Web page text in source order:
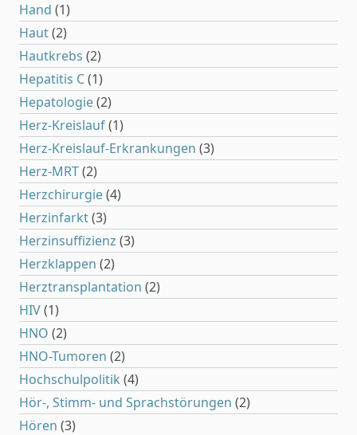
Hand (1)
Haut(2)
Hautkrebs (2)
Hepatitis C(1)
Hepatologie(2)
Herz-Kreislauf(1)
Herz-Kreislauf-Erkrankungen (3)
Herz-MRT(2)
Herzchirurgie(4)
Herzinfarkt(3)
Herzinsuffizienz (3)
Herzklappen (2)
Herztransplantation (2)
HIV(1)
HNO (2)
HNO-Tumoren (2)
Hochschulpolitik (4)
Hör-, Stimm- und Sprachstörungen (2)
Hören (3)